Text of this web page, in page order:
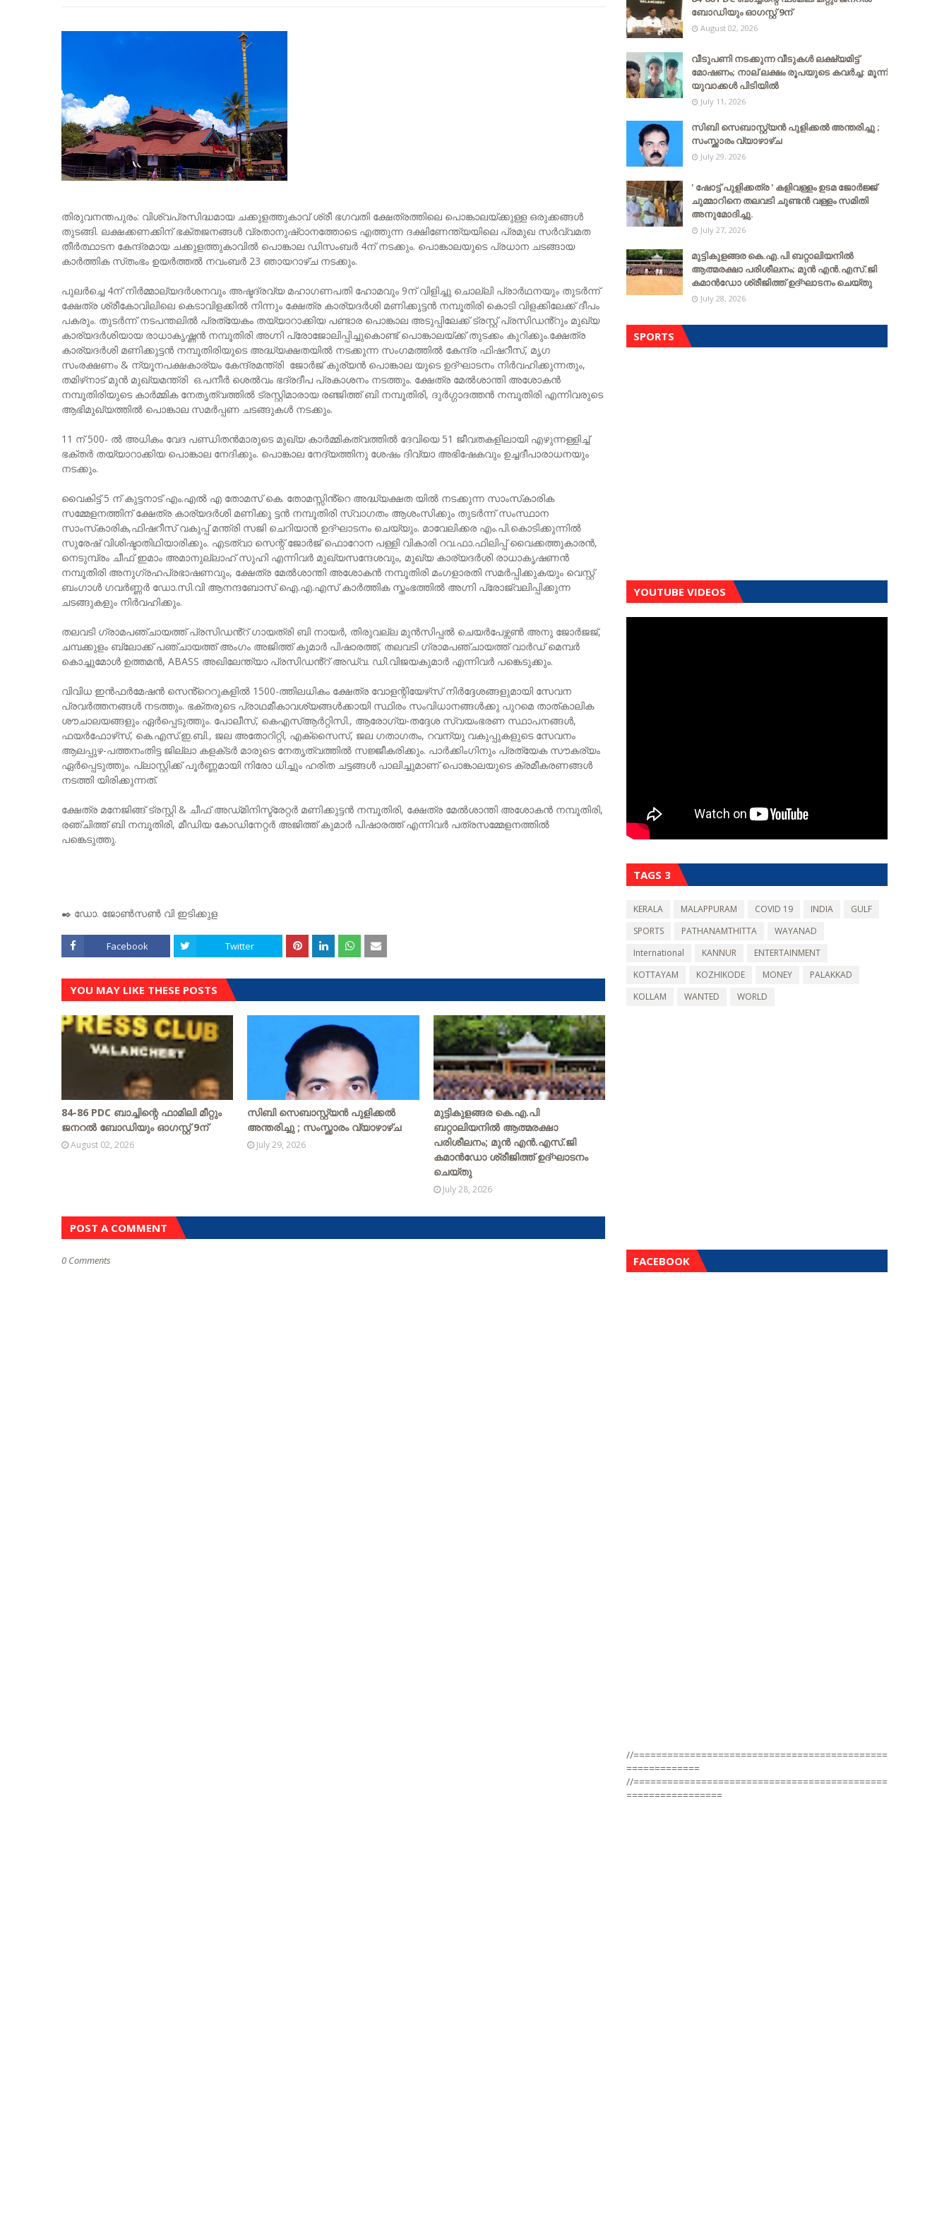
തിരുവനന്തപുരം: വിശ്വപ്രസിദ്ധമായ ചക്കുളത്തുകാവ് ശ്രീ ഭഗവതി ക്ഷേത്രത്തിലെ പൊങ്കാലയ്ക്കുള്ള ഒരുക്കങ്ങൾ
തുടങ്ങി. ലക്ഷക്കണക്കിന് ഭക്തജനങ്ങൾ വ്രതാനുഷ്‌ഠാനത്തോടെ എത്തുന്ന ദക്ഷിണേന്ത്യയിലെ പ്രമുഖ സർവ്വമത
തീർത്ഥാടന കേന്ദ്രമായ ചക്കുളത്തുകാവിൽ പൊങ്കാല ഡിസംബർ 4ന് നടക്കും. പൊങ്കാലയുടെ പ്രധാന ചടങ്ങായ
കാർത്തിക സ്‌തംഭം ഉയർത്തൽ നവംബർ 23 ഞായറാഴ്ച നടക്കും.
പുലർച്ചെ 4ന് നിർമ്മാല്യദർശനവും അഷ്ടദ്രവ്യ മഹാഗണപതി ഹോമവും 9ന് വിളിച്ചു ചൊല്ലി പ്രാർഥനയും തുടർന്ന്
ക്ഷേത്ര ശ്രീകോവിലിലെ കെടാവിളക്കിൽ നിന്നും ക്ഷേത്ര കാര്യദർശി മണിക്കുട്ടൻ നമ്പൂതിരി കൊടി വിളക്കിലേക്ക് ദീപം
പകരും. തുടർന്ന് നടപന്തലിൽ പ്രത്യേകം തയ്യാറാക്കിയ പണ്ടാര പൊങ്കാല അടുപ്പിലേക്ക് ട്രസ്റ്റ് പ്രസിഡൻ്റും മുഖ്യ
കാര്യദർശിയായ രാധാകൃഷ്ണ‌ൻ നമ്പൂതിരി അഗ്നി പ്രോജോലിപ്പിച്ചുകൊണ്ട് പൊങ്കാലയ്ക്ക് തുടക്കം കുറിക്കും.ക്ഷേത്ര
കാര്യദർശി മണിക്കുട്ടൻ നമ്പൂതിരിയുടെ അദ്ധ്യക്ഷതയിൽ നടക്കുന്ന സംഗമത്തിൽ കേന്ദ്ര ഫിഷറീസ്, മൃഗ
സംരക്ഷണം & ന്യൂനപക്ഷകാര്യം കേന്ദ്രമന്ത്രി ജോർജ് കുര്യൻ പൊങ്കാല യുടെ ഉദ്ഘാടനം നിർവഹിക്കുന്നതും,
തമിഴ്‌നാട് മുൻ മുഖ്യമന്ത്രി ഒ.പനീർ ശെൽവം ഭദ്രദീപ പ്രകാശനം നടത്തും. ക്ഷേത്ര മേൽശാന്തി അശോകൻ
നമ്പൂതിരിയുടെ കാർമ്മിക നേതൃത്വത്തിൽ ട്രസ്റ്റിമാരായ രഞ്ജിത്ത് ബി നമ്പൂതിരി, ദുർഗ്ഗാദത്തൻ നമ്പൂതിരി എന്നിവരുടെ
ആഭിമുഖ്യത്തിൽ പൊങ്കാല സമർപ്പണ ചടങ്ങുകൾ നടക്കും.
11 ന് 500- ൽ അധികം വേദ പണ്ഡ‌ിതൻമാരുടെ മുഖ്യ കാർമ്മികത്വത്തിൽ ദേവിയെ 51 ജീവതകളിലായി എഴുന്നള്ളിച്ച്
ഭക്തർ തയ്യാറാക്കിയ പൊങ്കാല നേദിക്കും. പൊങ്കാല നേദ്യത്തിനു ശേഷം ദിവ്യാ അഭിഷേകവും ഉച്ചദീപാരാധനയും
നടക്കും.
വൈകിട്ട് 5 ന് കുട്ടനാട് എം.എൽ എ തോമസ് കെ. തോമസ്സിൻ്റെ അദ്ധ്യക്ഷത യിൽ നടക്കുന്ന സാംസ്‌കാരിക
സമ്മേളനത്തിന് ക്ഷേത്ര കാര്യദർശി മണിക്കു ട്ടൻ നമ്പൂതിരി സ്വാഗതം ആശംസിക്കും തുടർന്ന് സംസ്ഥാന
സാംസ്‌കാരിക,ഫിഷറീസ് വകുപ്പ് മന്ത്രി സജി ചെറിയാൻ ഉദ്ഘാടനം ചെയ്യും. മാവേലിക്കര എം.പി.കൊടിക്കുന്നിൽ
സുരേഷ് വിശിഷ്ടാതിഥിയാരിക്കും. എടത്വാ സെന്റ് ജോർജ് ഫൊറോന പള്ളി വികാരി റവ.ഫാ.ഫിലിപ്പ് വൈക്കത്തുകാരൻ,
നെടുമ്പ്രം ചീഫ് ഇമാം അമാനുല്ലാഹ് സുഹി എന്നിവർ മുഖ്യസന്ദേശവും, മുഖ്യ കാര്യദർശി രാധാകൃഷണൻ
നമ്പൂതിരി അനുഗ്രഹപ്രഭാഷണവും, ക്ഷേത്ര മേൽശാന്തി അശോകൻ നമ്പൂതിരി മംഗളാരതി സമർപ്പിക്കുകയും വെസ്റ്റ്
ബംഗാൾ ഗവർണ്ണർ ഡോ.സി.വി ആനന്ദബോസ് ഐ.എ.എസ് കാർത്തിക സ്തംഭത്തിൽ അഗ്നി പ്രോജ്വലിപ്പിക്കുന്ന
ചടങ്ങുകളും നിർവഹിക്കും.
തലവടി ഗ്രാമപഞ്ചായത്ത് പ്രസിഡൻ്റ് ഗായത്രി ബി നായർ, തിരുവല്ല മുൻസിപ്പൽ ചെയർപേഴ്സൺ അനു ജോർജജ്,
ചമ്പക്കുളം ബ്ലോക്ക് പഞ്ചായത്ത് അംഗം അജിത്ത് കുമാർ പിഷാരത്ത്, തലവടി ഗ്രാമപഞ്ചായത്ത് വാർഡ് മെമ്പർ
കൊച്ചുമോൾ ഉത്തമൻ, ABASS അഖിലേന്ത്യാ പ്രസിഡൻ്റ് അഡ്വ. ഡി.വിജയകുമാർ എന്നിവർ പങ്കെടുക്കും.
വിവിധ ഇൻഫർമേഷൻ സെൻ്റെറുകളിൽ 1500-ത്തിലധികം ക്ഷേത്ര വോളന്റിയേഴ്‌സ് നിർദ്ദേശങ്ങളുമായി സേവന
പ്രവർത്തനങ്ങൾ നടത്തും. ഭക്തരുടെ പ്രാഥമീകാവശ്യങ്ങൾക്കായി സ്ഥിരം സംവിധാനങ്ങൾക്കു പുറമെ താത്കാലിക
ശൗചാലയങ്ങളും ഏർപ്പെടുത്തും. പോലീസ്, കെഎസ്ആർറ്റിസി., ആരോഗ്യ-തദ്ദേശ സ്വയംഭരണ സ്ഥാപനങ്ങൾ,
ഫയർഫോഴ്‌സ്‌, കെ.എസ്.ഇ.ബി., ജല അതോറിറ്റി, എക്സൈസ്, ജല ഗതാഗതം, റവന്യു വകുപ്പുകളുടെ സേവനം
ആലപ്പുഴ-പത്തനംതിട്ട ജില്ലാ കളക്‌ടർ മാരുടെ നേതൃത്വത്തിൽ സജ്ജീകരിക്കും. പാർക്കിംഗിനും പ്രത്യേക സൗകര്യം
ഏർപ്പെടുത്തും. പ്ലാസ്റ്റിക്ക് പൂർണ്ണമായി നിരോ ധിച്ചും ഹരിത ചട്ടങ്ങൾ പാലിച്ചുമാണ് പൊങ്കാലയുടെ ക്രമീകരണങ്ങൾ
നടത്തി യിരിക്കുന്നത്.
ക്ഷേത്ര മനേജിങ്ങ് ട്രസ്റ്റി & ചീഫ് അഡ്‌മിനിസ്ട്രേറ്റർ മണിക്കുട്ടൻ നമ്പൂതിരി, ക്ഷേത്ര മേൽശാന്തി അശോകൻ നമ്പൂതിരി,
രഞ്ചിത്ത് ബി നമ്പൂതിരി, മീഡിയ കോഡിനേറ്റർ അജിത്ത് കുമാർ പിഷാരത്ത് എന്നിവർ പത്രസമ്മേളനത്തിൽ
പങ്കെടുത്തു.
✒️ ഡോ. ജോൺസൺ വി ഇടിക്കുള
Facebook Twitter
YOU MAY LIKE THESE POSTS
84-86 PDC ബാച്ചിന്റെ ഫാമിലി മീറ്റും
ജനറൽ ബോഡിയും ഓഗസ്റ്റ് 9ന്
August 02, 2026
സിബി സെബാസ്റ്റ്യന്‍ പുളിക്കല്‍
അന്തരിച്ചു ; സംസ്ക്കാരം വ്യാഴാഴ്ച
July 29, 2026
മുട്ടികുളങ്ങര കെ.എ.പി
ബറ്റാലിയനിൽ ആത്മരക്ഷാ
പരിശീലനം; മുൻ എൻ.എസ്.ജി
കമാൻഡോ ശ്രീജിത്ത് ഉദ്ഘാടനം
ചെയ്തു
July 28, 2026
POST A COMMENT
0 Comments
ബോഡിയും ഓഗസ്റ്റ് 9ന്
August 02, 2026
വീടുപണി നടക്കുന്ന വീടുകൾ ലക്ഷ്യമിട്ട്
മോഷണം; നാല് ലക്ഷം രൂപയുടെ കവർച്ച: മൂന്ന്
യുവാക്കൾ പിടിയിൽ
July 11, 2026
സിബി സെബാസ്റ്റ്യന്‍ പുളിക്കല്‍ അന്തരിച്ചു ;
സംസ്ക്കാരം വ്യാഴാഴ്ച
July 29, 2026
' ഷോട്ട് പുളിക്കത്ര ' കളിവള്ളം ഉടമ ജോർജ്ജ്
ചുമ്മാറിനെ തലവടി ചുണ്ടൻ വള്ളം സമിതി
അനുമോദിച്ചു.
July 27, 2026
മുട്ടികുളങ്ങര കെ.എ.പി ബറ്റാലിയനിൽ
ആത്മരക്ഷാ പരിശീലനം; മുൻ എൻ.എസ്.ജി
കമാൻഡോ ശ്രീജിത്ത് ഉദ്ഘാടനം ചെയ്തു
July 28, 2026
SPORTS
YOUTUBE VIDEOS
TAGS 3
KERALA MALAPPURAM COVID 19 INDIA
GULF
SPORTS
PATHANAMTHITTA
WAYANAD
International
KANNUR
ENTERTAINMENT
KOTTAYAM
KOZHIKODE MONEY
PALAKKAD
KOLLAM
WANTED WORLD
FACEBOOK
//=============================================
=============
//=============================================
=================